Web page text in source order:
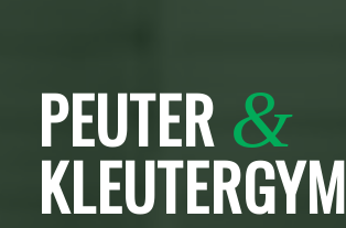
PEUTER &
KLEUTERGYM